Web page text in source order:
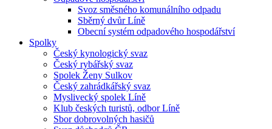
Svoz směsného komunálního odpadu
Sběrný dvůr Líně
Obecní systém odpadového hospodářství
Spolky
Český kynologický svaz
Český rybářský svaz
Spolek Ženy Sulkov
Český zahrádkářský svaz
Myslivecký spolek Líně
Klub českých turistů, odbor Líně
Sbor dobrovolných hasičů